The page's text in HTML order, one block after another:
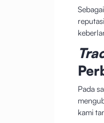
reputasi
Pada
kami